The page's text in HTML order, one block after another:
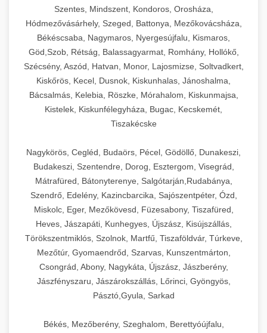
Szentes, Mindszent, Kondoros, Orosháza,
Hódmezővásárhely, Szeged, Battonya, Mezőkovácsháza,
Békéscsaba, Nagymaros, Nyergesújfalu, Kismaros,
Göd,Szob, Rétság, Balassagyarmat, Romhány, Hollókő,
Szécsény, Aszód, Hatvan, Monor, Lajosmizse, Soltvadkert,
Kiskőrös, Kecel, Dusnok, Kiskunhalas, Jánoshalma,
Bácsalmás, Kelebia, Röszke, Mórahalom, Kiskunmajsa,
Kistelek, Kiskunfélegyháza, Bugac, Kecskemét,
Tiszakécske
Nagykörös, Cegléd, Budaörs, Pécel, Gödöllő, Dunakeszi,
Budakeszi, Szentendre, Dorog, Esztergom, Visegrád,
Mátrafüred, Bátonyterenye, Salgótarján,Rudabánya,
Szendrő, Edelény, Kazincbarcika, Sajószentpéter, Ózd,
Miskolc, Eger, Mezőkövesd, Füzesabony, Tiszafüred,
Heves, Jászapáti, Kunhegyes, Újszász, Kisújszállás,
Törökszentmiklós, Szolnok, Martfű, Tiszaföldvár, Túrkeve,
Mezőtúr, Gyomaendrőd, Szarvas, Kunszentmárton,
Csongrád, Abony, Nagykáta, Újszász, Jászberény,
Jászfényszaru, Jászárokszállás, Lőrinci, Gyöngyös,
Pásztó,Gyula, Sarkad
Békés, Mezőberény, Szeghalom, Berettyóújfalu,